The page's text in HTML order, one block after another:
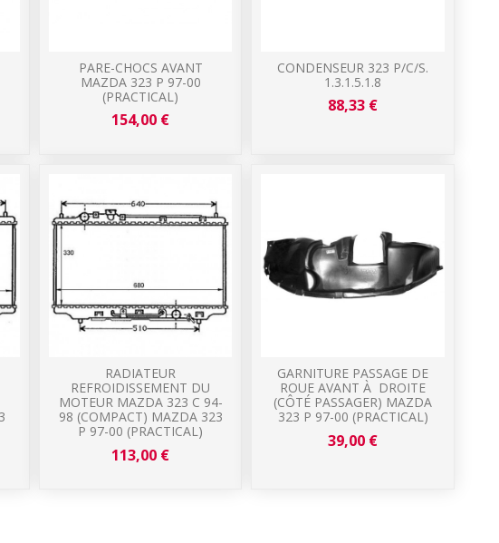
PARE-CHOCS AVANT
MAZDA 323 P 97-00
(PRACTICAL)
154,00 €
CONDENSEUR 323 P/C/S.
1.3.1.5.1.8
88,33 €
RADIATEUR
REFROIDISSEMENT DU
MOTEUR MAZDA 323 C 94-
98 (COMPACT) MAZDA 323
P 97-00 (PRACTICAL)
113,00 €
GARNITURE PASSAGE DE
ROUE AVANT À DROITE
(CÔTÉ PASSAGER) MAZDA
323 P 97-00 (PRACTICAL)
39,00 €